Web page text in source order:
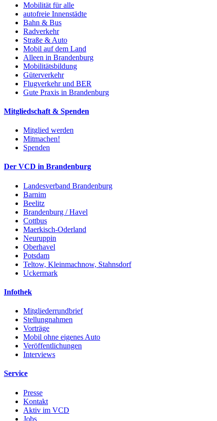
Mobilität für alle
autofreie Innenstädte
Bahn & Bus
Radverkehr
Straße & Auto
Mobil auf dem Land
Alleen in Brandenburg
Mobilitätsbildung
Güterverkehr
Flugverkehr und BER
Gute Praxis in Brandenburg
Mitgliedschaft & Spenden
Mitglied werden
Mitmachen!
Spenden
Der VCD in Brandenburg
Landesverband Brandenburg
Barnim
Beelitz
Brandenburg / Havel
Cottbus
Maerkisch-Oderland
Neuruppin
Oberhavel
Potsdam
Teltow, Kleinmachnow, Stahnsdorf
Uckermark
Infothek
Mitgliederrundbrief
Stellungnahmen
Vorträge
Mobil ohne eigenes Auto
Veröffentlichungen
Interviews
Service
Presse
Kontakt
Aktiv im VCD
Jobs